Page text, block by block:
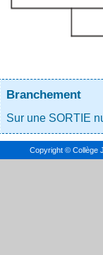
Branchement
Sur une SORTIE
Copyright © Collège